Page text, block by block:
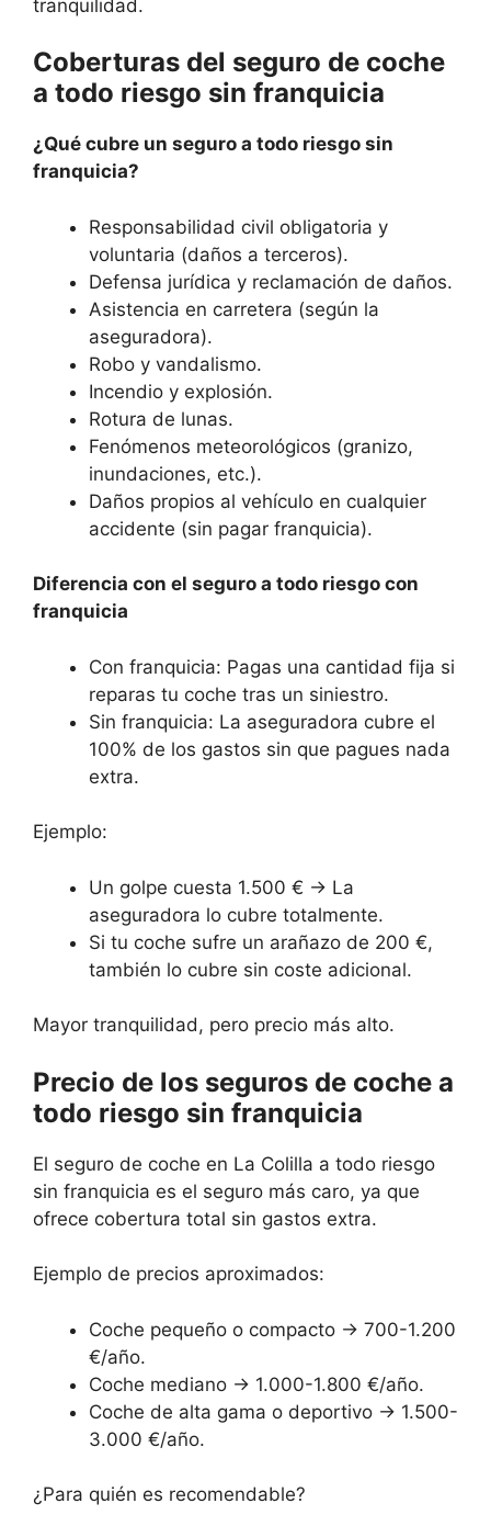
tranquilidad.
Coberturas del seguro de coche
a todo riesgo sin franquicia
¿Qué cubre un seguro a todo riesgo sin
franquicia?
Responsabilidad civil obligatoria y
voluntaria (daños a terceros).
Defensa jurídica y reclamación de daños.
Asistencia en carretera (según la
aseguradora).
Robo y vandalismo.
Incendio y explosión.
Rotura de lunas.
Fenómenos meteorológicos (granizo,
inundaciones, etc.).
Daños propios al vehículo en cualquier
accidente (sin pagar franquicia).
Diferencia con el seguro a todo riesgo con
franquicia
Con franquicia: Pagas una cantidad fija si
reparas tu coche tras un siniestro.
Sin franquicia: La aseguradora cubre el
100% de los gastos sin que pagues nada
extra.
Ejemplo:
Un golpe cuesta 1.500 € → La
aseguradora lo cubre totalmente.
Si tu coche sufre un arañazo de 200 €,
también lo cubre sin coste adicional.
Mayor tranquilidad, pero precio más alto.
Precio de los seguros de coche a
todo riesgo sin franquicia
El seguro de coche en La Colilla a todo riesgo
sin franquicia es el seguro más caro, ya que
ofrece cobertura total sin gastos extra.
Ejemplo de precios aproximados:
Coche pequeño o compacto → 700-1.200
€/año.
Coche mediano → 1.000-1.800 €/año.
Coche de alta gama o deportivo → 1.500-
3.000 €/año.
¿Para quién es recomendable?